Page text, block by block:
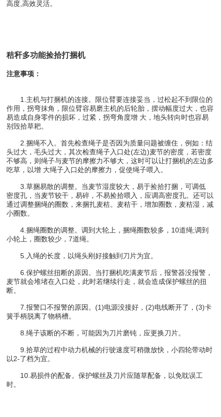
高度,高效灵活。
秸秆多功能捡拾打捆机
注意事项：
1.主机与打捆机的连接。限位臂要连接妥当，过松起不到限位的
作用，拐弯抹角，限位臂容易磨主机的后轮胎，摆动幅度过大，也容
易造成自身零件的损坏，过紧，拐弯角度增 大，地头转向时也容易
别毁拾草耙。
2.捆绳不入。首先检查绳子是否因为质量问题被缠住，例如：结
头过大，毛头过大，其次检查绳子入口处(左边)麦节的密度，若密度
不够高，则绳子与麦节的摩擦力不够大，这时可以让打捆机的左边多
吃草，以增 大绳子入口处的摩擦力，促使绳子喂入。
3.草捆易散的调整。当麦节湿度较大，易于捡拾打捆，可调低
密度孔，当麦节较干，易碎，不易捡拾喂入，应调高密度孔。还可以
通过调整捆绳的圈数，来捆扎麦秸。麦秸干，增加圈数，麦秸湿，减
小圈数。
4.捆绳圈数的调整。调到大轮上，捆绳圈数较多，10道绳;调到
小轮上，圈数较少，7道绳。
5.入绳的长度，以绳头刚好接触到刀片为宜。
6.保护螺丝扭断的原因。当打捆机吃满麦节后，报警器没报警，
麦节就会堆堵在入口处，此时若继续行走，就会造成保护螺丝的扭
断。
7.报警口不报警的原因。(1)电源没接好，(2)电线断开了，(3)卡
簧手柄脱离了物柄槽。
8.绳子该断的不断，可能因为刀片磨钝，应更换刀片。
9.拾草的过程中动力机械的行驶速度可稍微放快，小四轮带动时
以2-了档为宜。
10.易损件的配备。保护螺丝及刀片应随草配备，以免耽误工
时。